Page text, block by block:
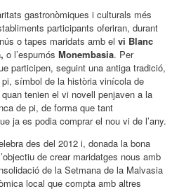
gastronòmiques i culturals més
participants oferiran, durant
o tapes maridats amb el vi Blanc
o l’espumós Monembasia. Per
participen, seguint una antiga tradició,
símbol de la història vinícola de
tenien el vi novell penjaven a la
de pi, de forma que tant
ja es podia comprar el nou vi de l’any.
des del 2012 i, donada la bona
de crear maridatges nous amb
de la Setmana de la Malvasia
local que compta amb altres